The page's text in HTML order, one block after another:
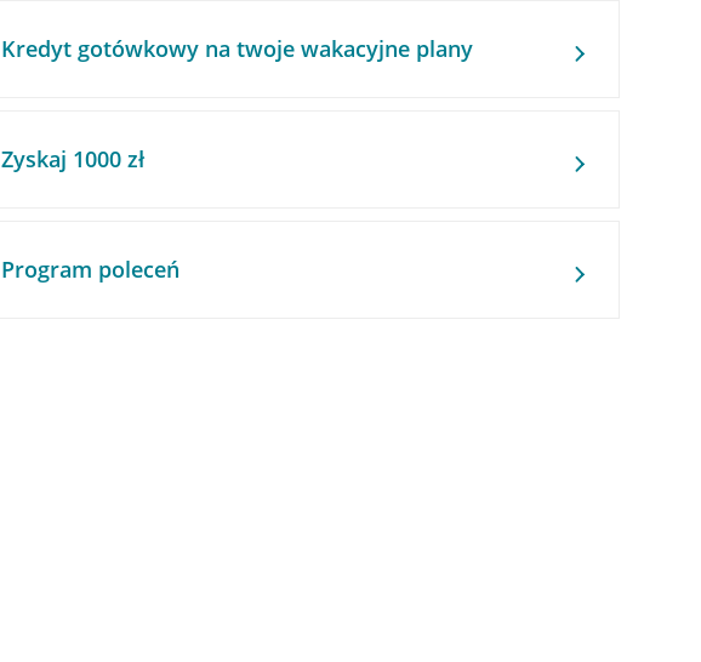
Kredyt gotówkowy na twoje wakacyjne plany
Zyskaj 1000 zł
Program poleceń